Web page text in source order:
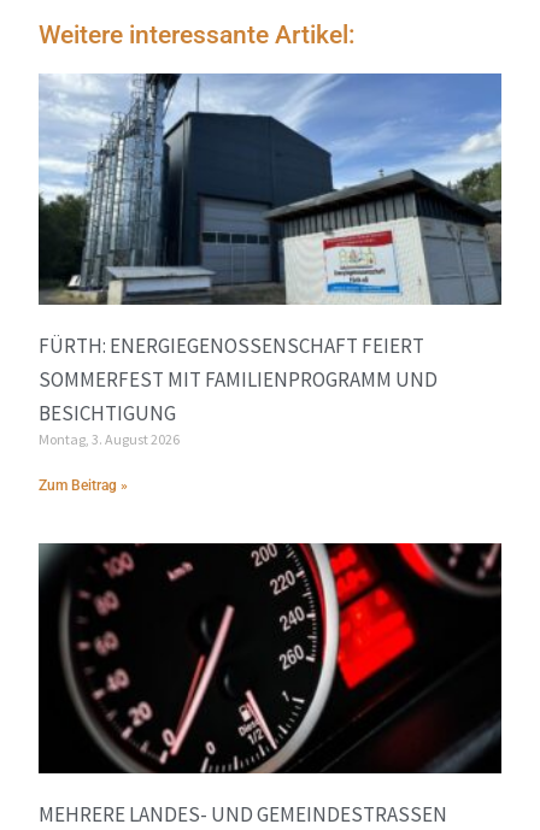
Weitere interessante Artikel:
FÜRTH: ENERGIEGENOSSENSCHAFT FEIERT
SOMMERFEST MIT FAMILIENPROGRAMM UND
BESICHTIGUNG
Montag, 3. August 2026
Zum Beitrag »
MEHRERE LANDES- UND GEMEINDESTRASSEN W